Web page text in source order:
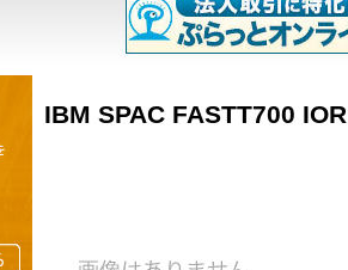
IBM SPAC FASTT700